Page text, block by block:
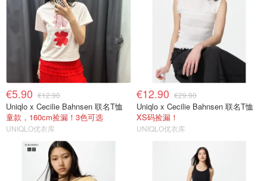
€5.90 €12.90
Uniqlo x Cecilie Bahnsen 联名T恤
童款，160cm捡漏！3色可选
UNIQLO优衣库
€12.90 €29.90
Uniqlo x Cecilie Bahnsen 联名T恤
XS码捡漏！
UNIQLO优衣库